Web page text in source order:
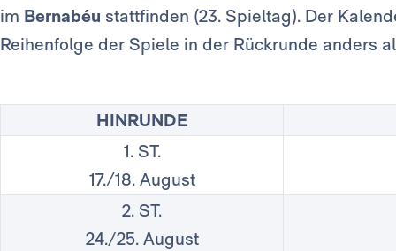
im Bernabéu stattfinden (23. Spieltag). Der
Reihenfolge der Spiele in der Rückrunde anders
HINRUNDE
1. ST.
17./18. August
2. ST.
24./25. August